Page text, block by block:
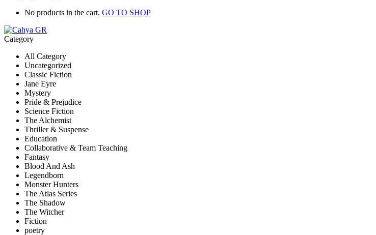
No products in the cart. GO TO SHOP
Category
All Category
Uncategorized
Classic Fiction
Jane Eyre
Mystery
Pride & Prejudice
Science Fiction
The Alchemist
Thriller & Suspense
Education
Collaborative & Team Teaching
Fantasy
Blood And Ash
Legendborn
Monster Hunters
The Atlas Series
The Shadow
The Witcher
Fiction
poetry